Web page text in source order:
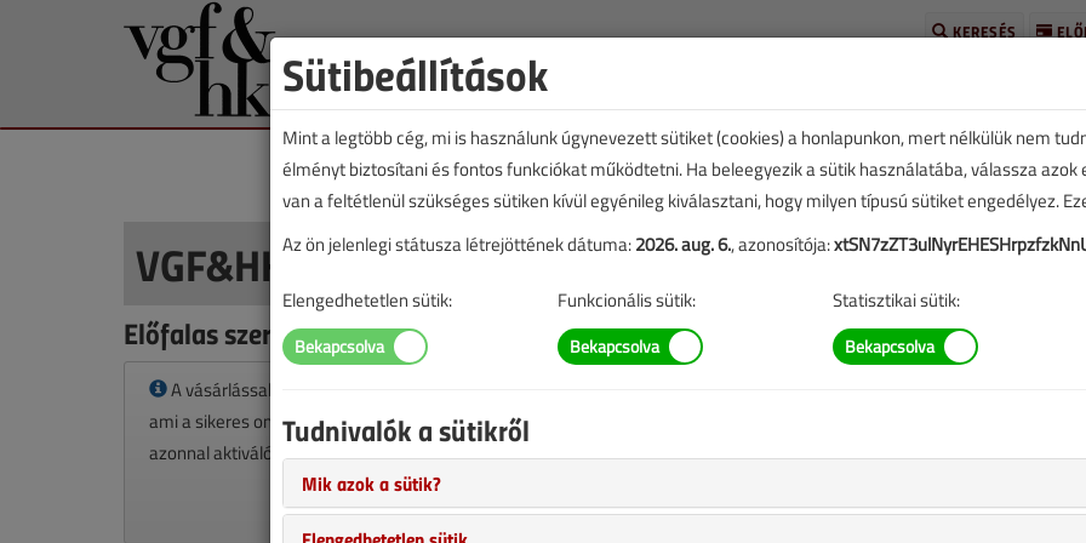
KERESÉS
VGF&HKL cikkvásárlás
Előfalas szerelési rendszerek című cikk vásárlása
A vásárlással korlátlan hozzáférést kap a cikkhez,
ami a sikeres online elektronikus fizetést követően
azonnal aktiválódik. A hozzáférése nem évül el.
Sütibeállítások
Mint a legtöbb cég, mi is használunk úgynevezett sütiket (cookies) a honlapunkon, mert nélkülük nem
élményt biztosítani és fontos funkciókat működtetni. Ha beleegyezik a sütik használatába, válassza azok
van a feltétlenül szükséges sütiken kívül egyénileg kiválasztani, hogy milyen típusú sütiket engedélyez.
Az ön jelenlegi státusza létrejöttének dátuma:2026. aug. 6., azonosítója:
Elengedhetetlen sütik: Funkcionális sütik: Statisztikai sütik:
Tudnivalók a sütikről
Mik azok a sütik?